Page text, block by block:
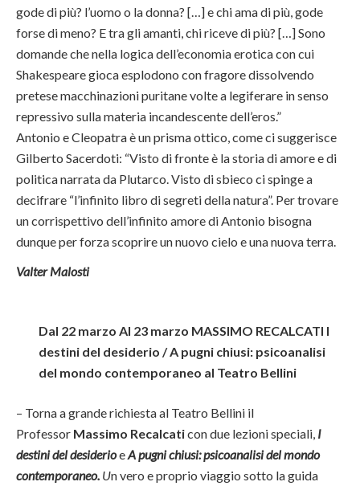
gode di più? l’uomo o la donna? […] e chi ama di più, gode
forse di meno? E tra gli amanti, chi riceve di più? […] Sono
domande che nella logica dell’economia erotica con cui
Shakespeare gioca esplodono con fragore dissolvendo
pretese macchinazioni puritane volte a legiferare in senso
repressivo sulla materia incandescente dell’eros.”
Antonio e Cleopatra è un prisma ottico, come ci suggerisce
Gilberto Sacerdoti: “Visto di fronte è la storia di amore e di
politica narrata da Plutarco. Visto di sbieco ci spinge a
decifrare “l’infinito libro di segreti della natura”. Per trovare
un corrispettivo dell’infinito amore di Antonio bisogna
dunque per forza scoprire un nuovo cielo e una nuova terra.
Valter Malosti
Dal 22 marzo Al 23 marzo MASSIMO RECALCATI I
destini del desiderio / A pugni chiusi: psicoanalisi
del mondo contemporaneo al Teatro Bellini
– Torna a grande richiesta al Teatro Bellini il
Professor Massimo Recalcaticon due lezioni speciali, I
destini del desiderioeA pugni chiusi: psicoanalisi del mondo
contemporaneo. Un vero e proprio viaggio sotto la guida